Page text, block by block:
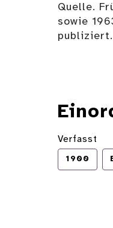
Quelle.
sowie
publiziert.
Verfasst
1900